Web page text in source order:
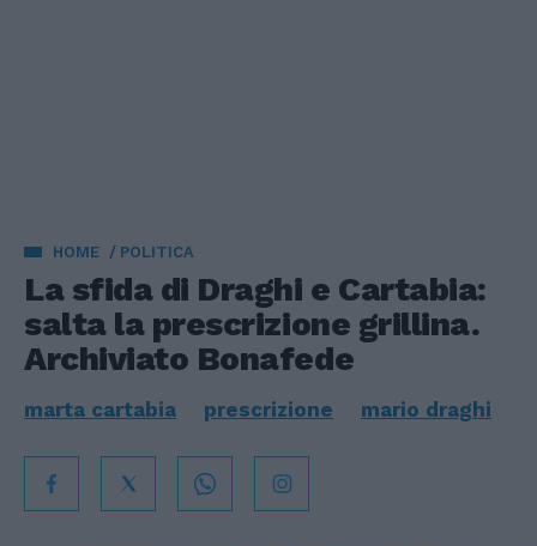
HOME POLITICA
La sfida di Draghi e Cartabia:
salta la prescrizione grillina.
Archiviato Bonafede
marta cartabia prescrizione mario draghi